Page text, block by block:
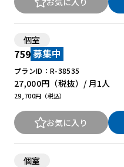
個室
759 募集中
プランID：R-38535
27,000円 （税抜）/ 月
29,700円（税込）
1人
お気に入り
個室